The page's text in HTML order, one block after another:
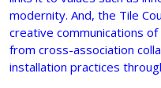
modernity. And, the Tile
creative communications
from cross-association
installation practices